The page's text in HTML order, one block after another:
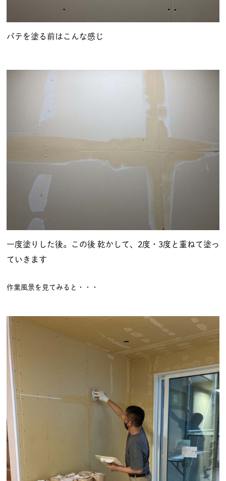
パテを塗る前はこんな感じ
一度塗りした後。この後 乾かして、2度・3度と重ねて塗っ
ていきます
作業風景を見てみると・・・